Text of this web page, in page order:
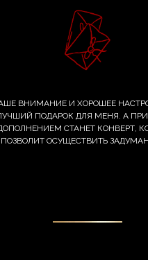
ВНИМАНИЕ И ХОРОШЕЕ
ПОДАРОК ДЛЯ МЕНЯ. А
СТАНЕТ КОНВЕРТ,
ПОЗВОЛИТ ОСУЩЕСТВИТЬ